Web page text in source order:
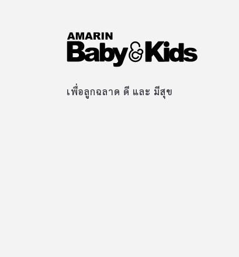
เพื่อลูกฉลาด ดี และ มีสุข